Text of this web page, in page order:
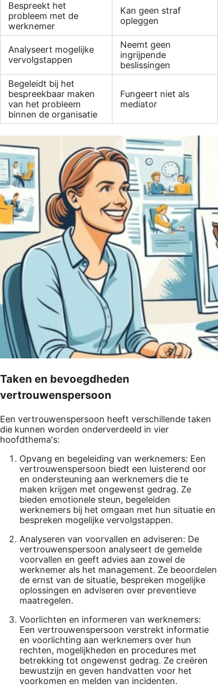
Bespreekt het
probleem met de
werknemer
Kan geen straf
opleggen
Analyseert mogelijke
vervolgstappen
Neemt geen
ingrijpende
beslissingen
Begeleidt bij het
bespreekbaar maken
van het probleem
binnen de organisatie
Fungeert niet als
mediator
Taken en bevoegdheden
vertrouwenspersoon
Een vertrouwenspersoon heeft verschillende taken
die kunnen worden onderverdeeld in vier
hoofdthema's:
Opvang en begeleiding van werknemers: Een
vertrouwenspersoon biedt een luisterend oor
en ondersteuning aan werknemers die te
maken krijgen met ongewenst gedrag. Ze
bieden emotionele steun, begeleiden
werknemers bij het omgaan met hun situatie en
bespreken mogelijke vervolgstappen.
Analyseren van voorvallen en adviseren: De
vertrouwenspersoon analyseert de gemelde
voorvallen en geeft advies aan zowel de
werknemer als het management. Ze beoordelen
de ernst van de situatie, bespreken mogelijke
oplossingen en adviseren over preventieve
maatregelen.
Voorlichten en informeren van werknemers:
Een vertrouwenspersoon verstrekt informatie
en voorlichting aan werknemers over hun
rechten, mogelijkheden en procedures met
betrekking tot ongewenst gedrag. Ze creëren
bewustzijn en geven handvatten voor het
voorkomen en melden van incidenten.